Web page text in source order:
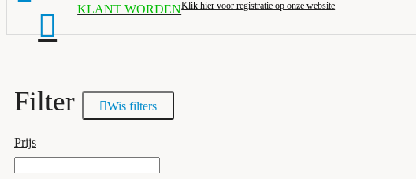
KLANT WORDENKlik hier voor registratie op onze website
Filter Wis filters
Prijs